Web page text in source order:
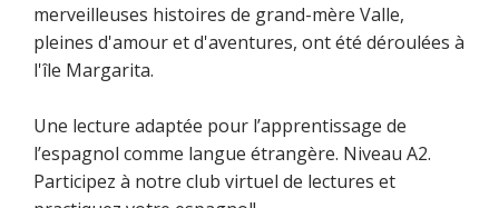
merveilleuses histoires de grand-mère Valle,
pleines d'amour et d'aventures, ont été déroulées à
l'île Margarita.
Une lecture adaptée pour l’apprentissage de
l’espagnol comme langue étrangère. Niveau A2.
Participez à notre club virtuel de lectures et